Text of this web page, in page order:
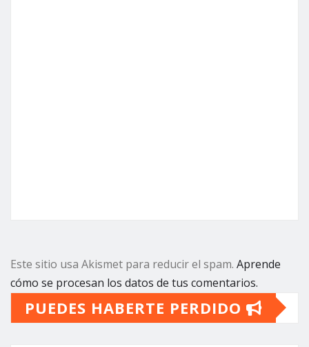
Este sitio usa Akismet para reducir el spam. Aprende
cómo se procesan los datos de tus comentarios.
PUEDES HABERTE PERDIDO